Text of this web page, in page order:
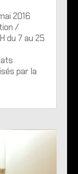
2016
/
du 7 au 25
par la